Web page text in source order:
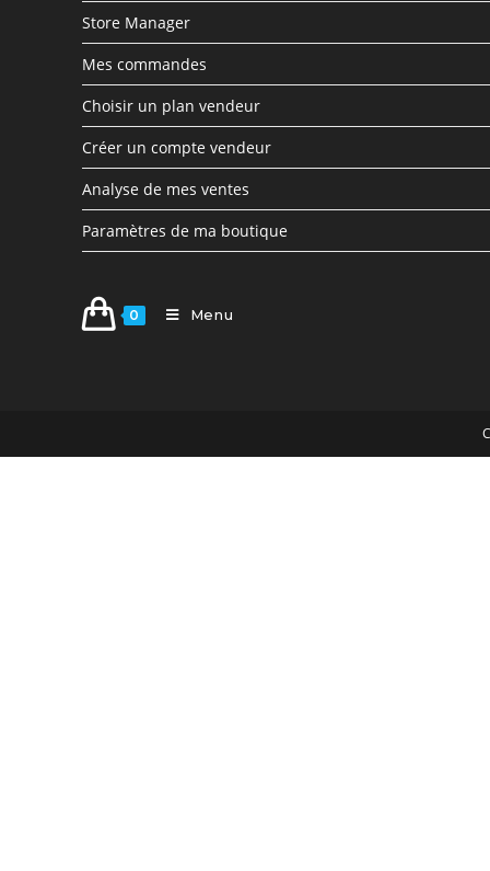
Store Manager
Mes commandes
Choisir un plan vendeur
Créer un compte vendeur
Analyse de mes ventes
Paramètres de ma boutique
0 Menu